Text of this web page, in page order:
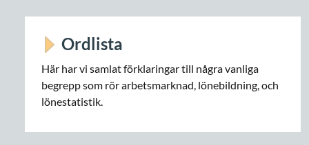
Ordlista
Här har vi samlat förklaringar till några vanliga
begrepp som rör arbetsmarknad, lönebildning, och
lönestatistik.